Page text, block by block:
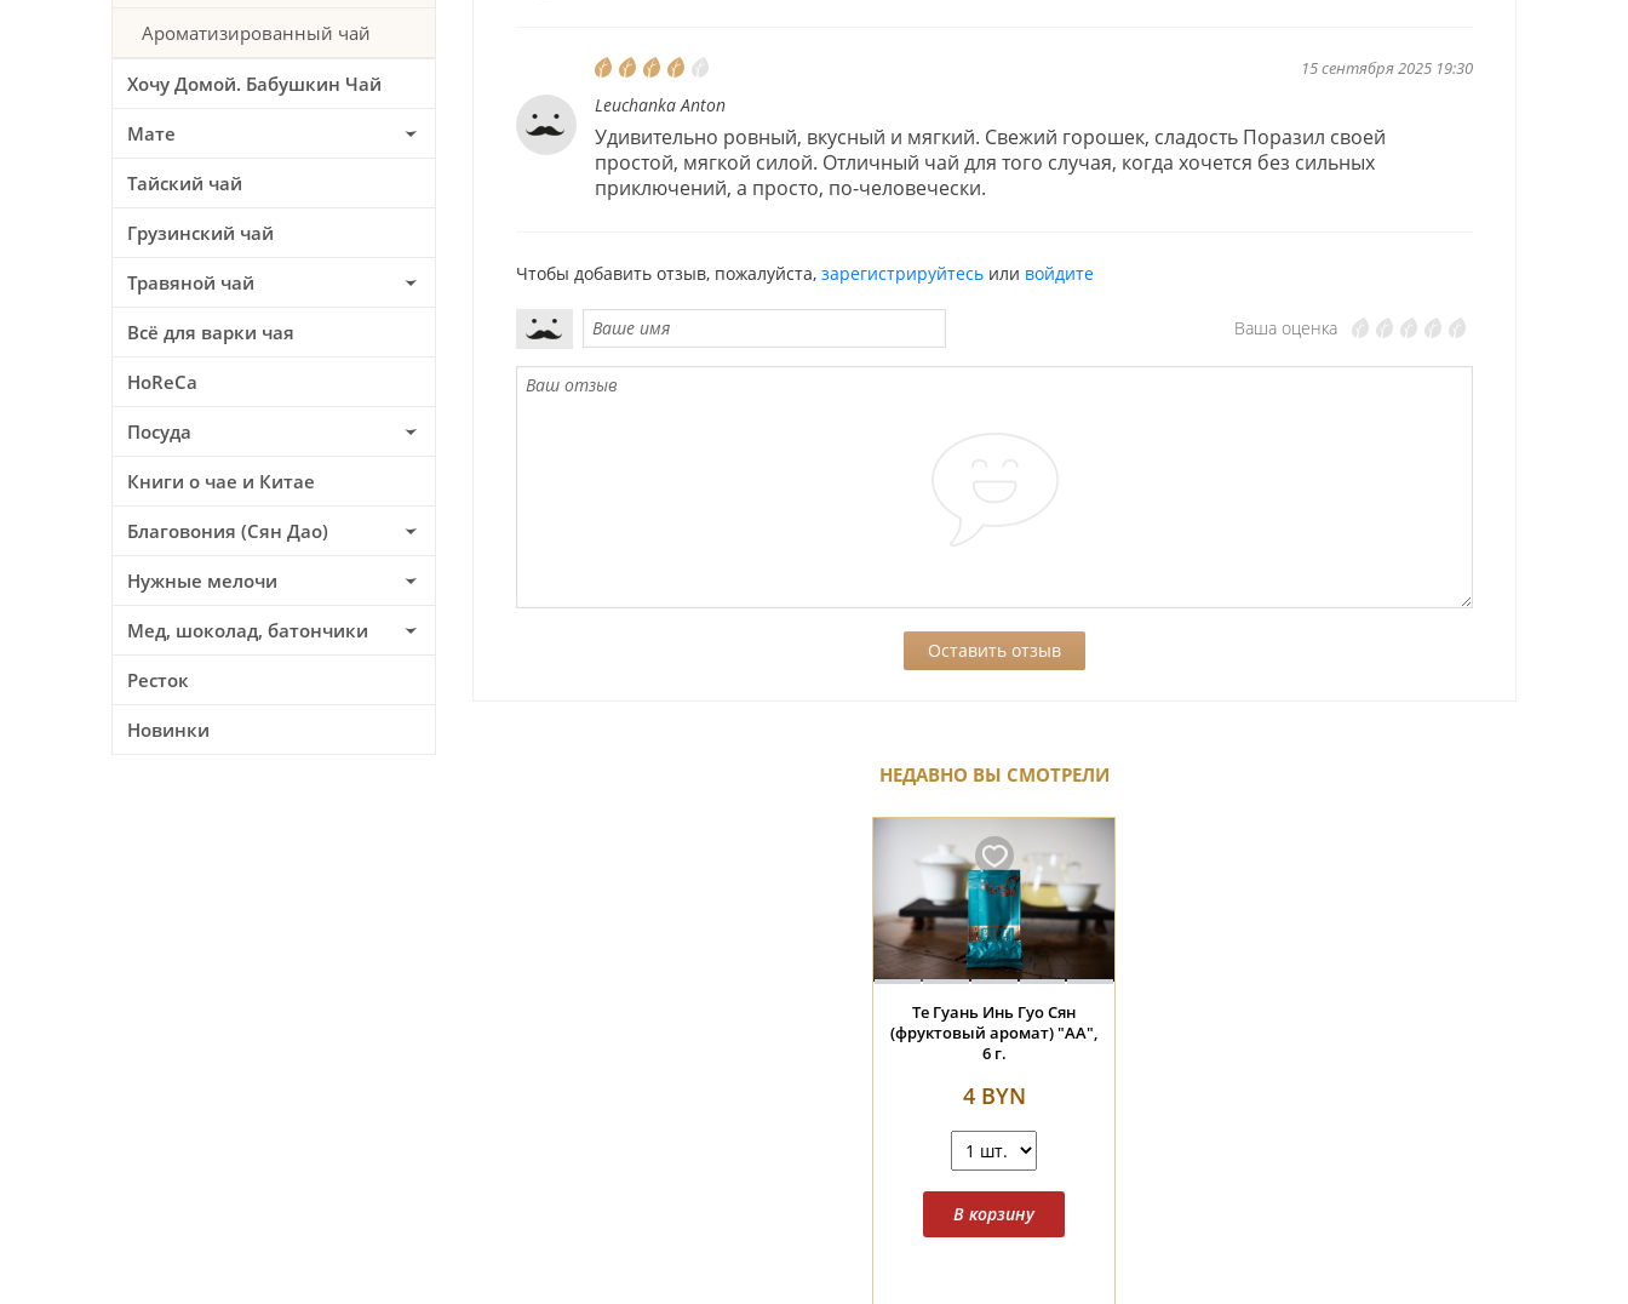
Ароматизированный чай
Хочу Домой. Бабушкин Чай
Мате
Тайский чай
Грузинский чай
Травяной чай
Всё для варки чая
HoReCa
Посуда
Книги о чае и Китае
Благовония (Сян Дао)
Нужные мелочи
Мед, шоколад, батончики
Ресток
Новинки
15 сентября 2025 19:30
Leuchanka Anton
Удивительно ровный, вкусный и мягкий. Свежий горошек, сладость Поразил своей
простой, мягкой силой. Отличный чай для того случая, когда хочется без сильных
приключений, а просто, по-человечески.
Чтобы добавить отзыв, пожалуйста, зарегистрируйтесьили войдите
Ваша оценка
НЕДАВНО ВЫ СМОТРЕЛИ
Те Гуань Инь Гуо Сян
(фруктовый аромат) "АА",
6 г.
4 BYN